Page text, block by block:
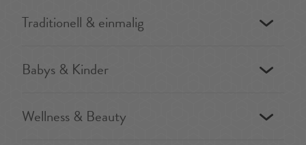
Traditionell & einmalig
Babys & Kinder
Wellness & Beauty